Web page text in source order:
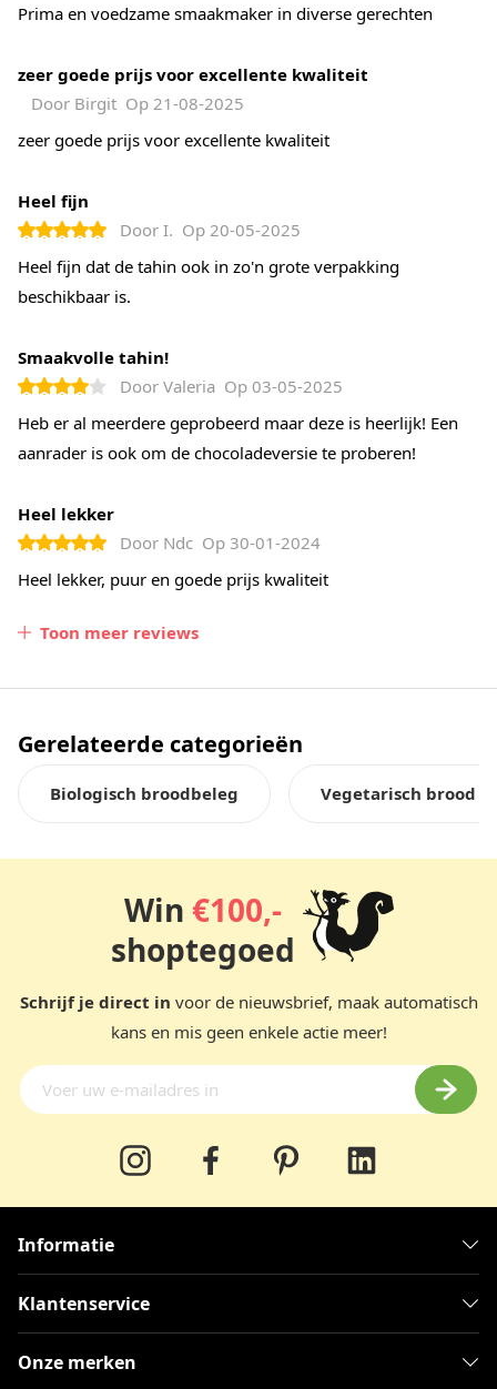
Prima en voedzame smaakmaker in diverse gerechten
zeer goede prijs voor excellente kwaliteit
Door Birgit Op 21-08-2025
zeer goede prijs voor excellente kwaliteit
Heel fijn
Door I. Op 20-05-2025
Heel fijn dat de tahin ook in zo'n grote verpakking
beschikbaar is.
Smaakvolle tahin!
Door Valeria Op 03-05-2025
Heb er al meerdere geprobeerd maar deze is heerlijk! Een
aanrader is ook om de chocoladeversie te proberen!
Heel lekker
Door Ndc Op 30-01-2024
Heel lekker, puur en goede prijs kwaliteit
Toon meer reviews
Gerelateerde categorieën
Biologisch broodbeleg Vegetarisch brood
Win €100,-
shoptegoed
Schrijf je direct in voor de nieuwsbrief, maak automatisch
kans en mis geen enkele actie meer!
Informatie
Klantenservice
Onze merken